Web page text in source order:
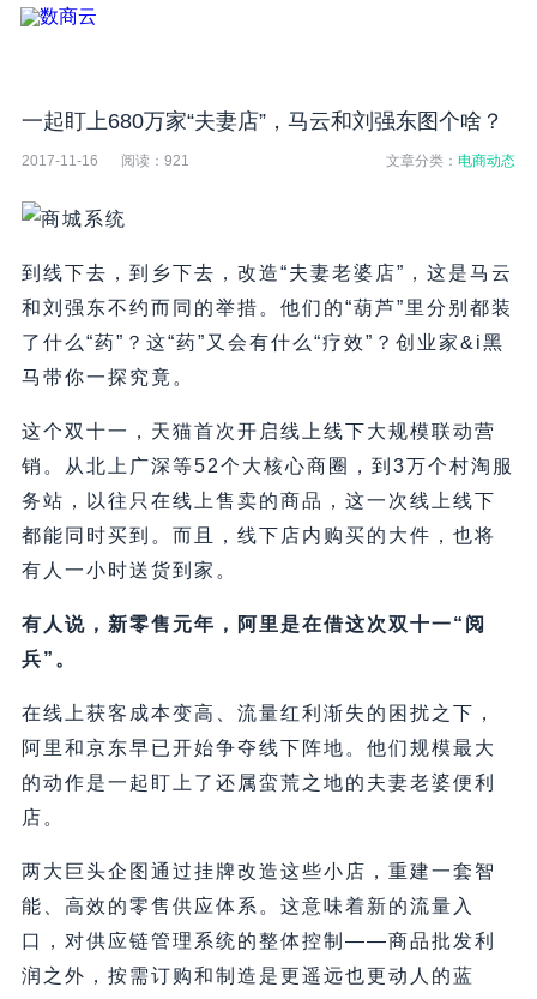
一起盯上680万家“夫妻店”，马云和刘强东图个啥？
2017-11-16 阅读： 921 文章分类：电商动态
到线下去，到乡下去，改造“夫妻老婆店”，这是马云
和刘强东不约而同的举措。他们的“葫芦”里分别都装
了什么“药”？这“药”又会有什么“疗效”？创业家&i黑
马带你一探究竟。
这个双十一，天猫首次开启线上线下大规模联动营
销。从北上广深等52个大核心商圈，到3万个村淘服
务站，以往只在线上售卖的商品，这一次线上线下
都能同时买到。而且，线下店内购买的大件，也将
有人一小时送货到家。
有人说，新零售元年，阿里是在借这次双十一“阅
兵”。
在线上获客成本变高、流量红利渐失的困扰之下，
阿里和京东早已开始争夺线下阵地。他们规模最大
的动作是一起盯上了还属蛮荒之地的夫妻老婆便利
店。
两大巨头企图通过挂牌改造这些小店，重建一套智
能、高效的零售供应体系。这意味着新的流量入
口，对供应链管理系统的整体控制——商品批发利
润之外，按需订购和制造是更遥远也更动人的蓝